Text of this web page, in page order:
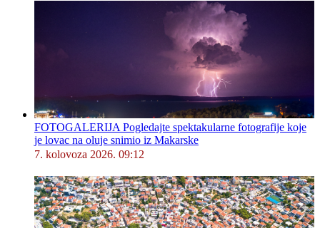
FOTOGALERIJA Pogledajte spektakularne fotografije koje
je lovac na oluje snimio iz Makarske
7. kolovoza 2026. 09:12